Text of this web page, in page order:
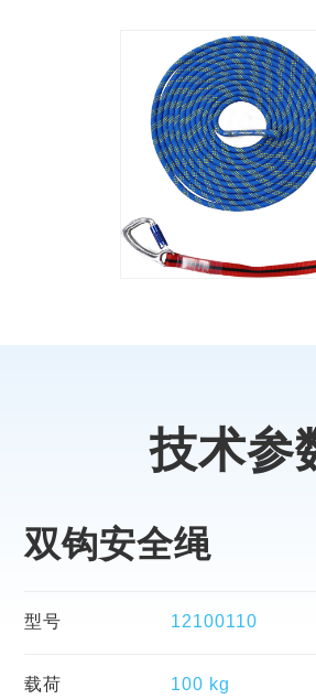
技术参
双钩安全绳
型号 12100110
载荷 100 kg